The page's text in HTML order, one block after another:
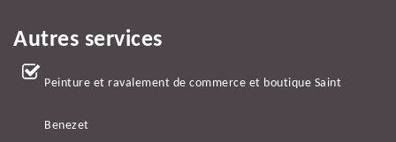
Autres services
Peinture et ravalement de commerce et boutique Saint
Benezet